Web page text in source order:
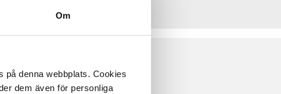
Om
på denna webbplats. Cookies
dem även för personliga